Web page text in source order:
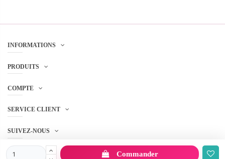
Commander
INFORMATIONS
PRODUITS
COMPTE
SERVICE CLIENT
SUIVEZ-NOUS